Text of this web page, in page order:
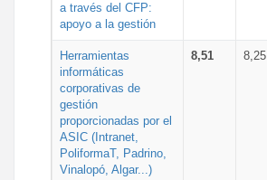
a través del CFP:
apoyo a la gestión
Herramientas
informáticas
corporativas de
gestión
proporcionadas por el
ASIC (Intranet,
PoliformaT, Padrino,
Vinalopó, Algar...)
8,51 8,25